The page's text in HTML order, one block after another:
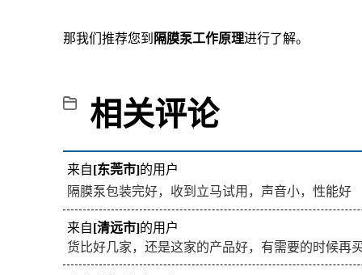
那我们推荐您到 隔膜泵工作原理进行了解。
相关评论
来自[东莞市]的用户
隔膜泵包装完好，收到立马试用，声音小，性能好
来自[清远市]的用户
货比好几家，还是这家的产品好，有需要的时候再